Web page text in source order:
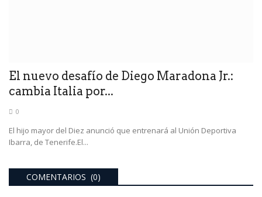
El nuevo desafío de Diego Maradona Jr.:
cambia Italia por...
0
El hijo mayor del Diez anunció que entrenará al Unión Deportiva
Ibarra, de Tenerife.El...
COMENTARIOS (0)